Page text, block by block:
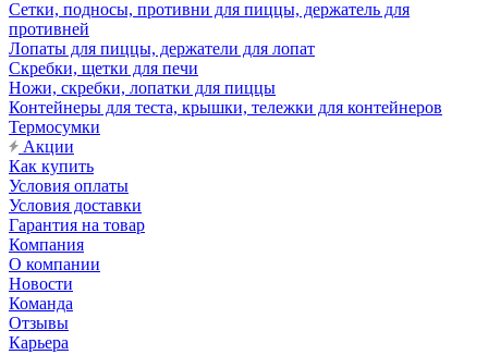
Сетки, подносы, противни для пиццы, держатель для
противней
Лопаты для пиццы, держатели для лопат
Скребки, щетки для печи
Ножи, скребки, лопатки для пиццы
Контейнеры для теста, крышки, тележки для контейнеров
Термосумки
Акции
Как купить
Условия оплаты
Условия доставки
Гарантия на товар
Компания
О компании
Новости
Команда
Отзывы
Карьера